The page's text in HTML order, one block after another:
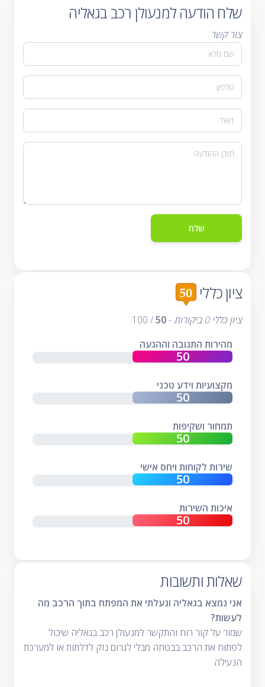
שלח הודעה למנעולן רכב בגאליה
צור קשר
ציון כללי
ציון כללי0 ביקורות-
50
/
100
מהירות התגובה וההגעה
מקצועיות וידע טכני
תמחור ושקיפות
שירות לקוחות ויחס אישי
איכות השירות
שאלות ותשובות
אני נמצא בגאליה ונעלתי את המפתח בתוך הרכב מה
לעשות?
שמור על קור רוח והתקשר למנעולן רכב בגאליה שיכול
לפתוח את הרכב בבטחה מבלי לגרום נזק לדלתות או למערכת
הנעילה.